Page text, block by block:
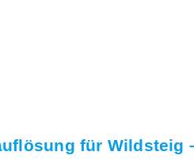
für Wildsteig